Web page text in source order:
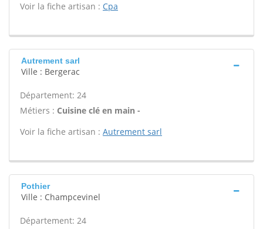
Voir la fiche artisan : Cpa
Autrement sarl
Ville : Bergerac
Département: 24
Métiers : Cuisine clé en main -
Voir la fiche artisan : Autrement sarl
Pothier
Ville : Champcevinel
Département: 24